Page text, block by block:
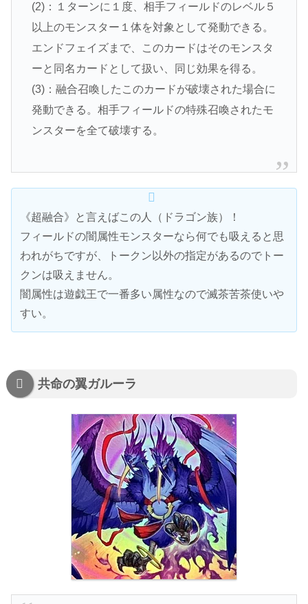
(2)：１ターンに１度、相手フィールドのレベル５
以上のモンスター１体を対象として発動できる。
エンドフェイズまで、このカードはそのモンスタ
ーと同名カードとして扱い、同じ効果を得る。
(3)：融合召喚したこのカードが破壊された場合に
発動できる。相手フィールドの特殊召喚されたモ
ンスターを全て破壊する。
《超融合》と言えばこの人（ドラゴン族）！
フィールドの闇属性モンスターなら何でも吸えると思
われがちですが、トークン以外の指定があるのでトー
クンは吸えません。
闇属性は遊戯王で一番多い属性なので滅茶苦茶使いや
すい。
共命の翼ガルーラ